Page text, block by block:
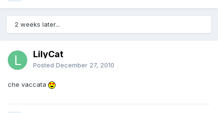
2 weeks later...
LilyCat
Posted December 27, 2010
che vaccata